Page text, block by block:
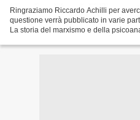
Ringraziamo Riccardo Achilli per
questione verrà pubblicato in varie
La storia del marxismo e della